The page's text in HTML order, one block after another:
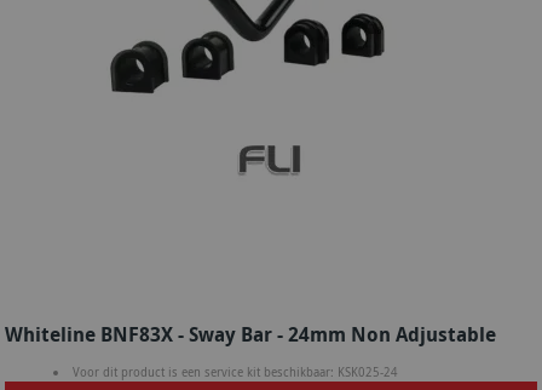
Whiteline BNF83X - Sway Bar - 24mm Non Adjustable
Voor dit product is een service kit beschikbaar: KSK025-24